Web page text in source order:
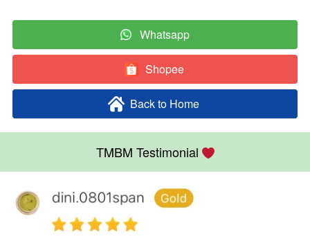
` Whatsapp
` Shopee
` Back to Home
TMBM Testimonial